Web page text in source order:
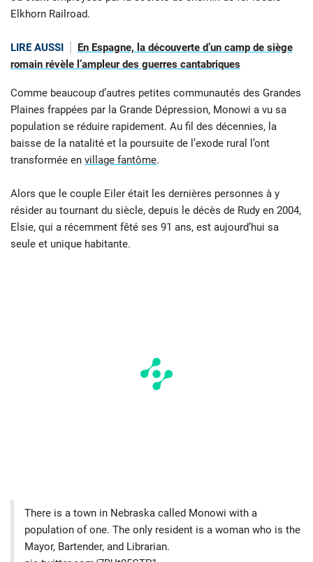
Elkhorn Railroad.
LIRE AUSSI
En Espagne, la découverte d’un camp de siège
romain révèle l’ampleur des guerres cantabriques
Comme beaucoup d’autres petites communautés des Grandes
Plaines frappées par la Grande Dépression, Monowi a vu sa
population se réduire rapidement. Au fil des décennies, la
baisse de la natalité et la poursuite de l’exode rural l’ont
transformée en village fantôme.
Alors que le couple Eiler était les dernières personnes à y
résider au tournant du siècle, depuis le décès de Rudy en 2004,
Elsie, qui a récemment fêté ses 91 ans, est aujourd’hui sa
seule et unique habitante.
There is a town in Nebraska called Monowi with a
population of one. The only resident is a woman who is the
Mayor, Bartender, and Librarian.